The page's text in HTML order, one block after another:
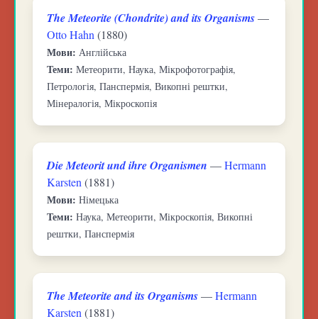
The Meteorite (Chondrite) and its Organisms—
Otto Hahn (1880)
Мови: Англійська
Теми: Метеорити, Наука, Мікрофотографія,
Петрологія, Панспермія, Викопні рештки,
Мінералогія, Мікроскопія
Die Meteorit und ihre Organismen —Hermann
Karsten (1881)
Мови: Німецька
Теми: Наука, Метеорити, Мікроскопія, Викопні
рештки, Панспермія
The Meteorite and its Organisms—Hermann
Karsten (1881)